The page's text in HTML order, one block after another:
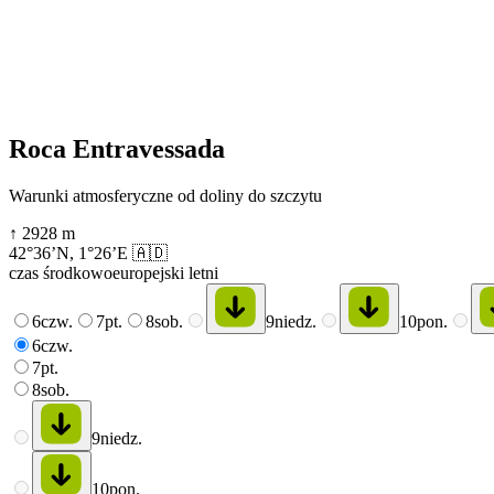
Roca Entravessada
Warunki atmosferyczne od doliny do szczytu
↑ 2928 m
42°36’N, 1°26’E 🇦🇩
czas środkowoeuropejski letni
6czw. 7pt. 8sob. 9niedz. 10pon.
6czw.
7pt.
8sob.
9niedz.
10pon.